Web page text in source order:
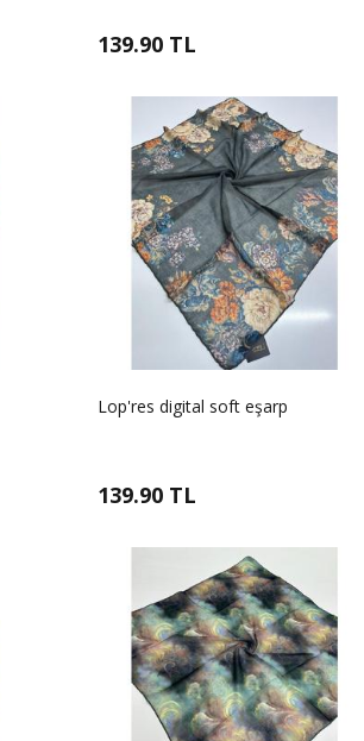
139.90 TL
Lop'res digital soft eşarp
139.90 TL